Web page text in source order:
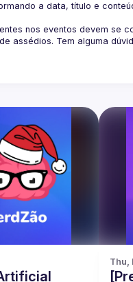
a data, título e
nos eventos devem se
assédios. Tem alguma
Thu,